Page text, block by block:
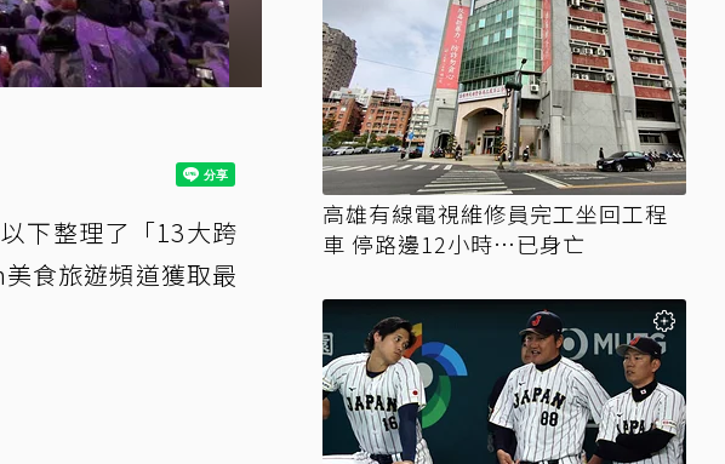
下整理了「13大跨
食旅遊頻道獲取最
高雄有線電視維修員完工坐回工程
車 停路邊12小時…已身亡